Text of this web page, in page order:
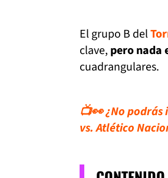
El grupo B del
clave, pero nada
cuadrangulares.
📺👀 ¿No podrás
vs. Atlético